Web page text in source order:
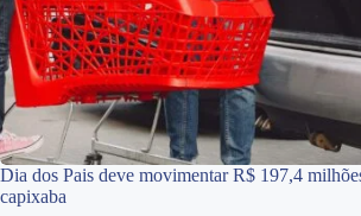
Dia dos Pais deve movimentar R$ 197,4
capixaba